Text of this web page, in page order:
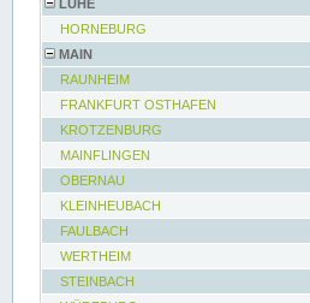
LÜHE
HORNEBURG
MAIN
RAUNHEIM
FRANKFURT OSTHAFEN
KROTZENBURG
MAINFLINGEN
OBERNAU
KLEINHEUBACH
FAULBACH
WERTHEIM
STEINBACH